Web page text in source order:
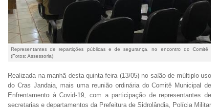
Representantes de repartições públicas e de segurança, no encontro do Comitê
(Fotos: Assessoria)
Realizada na manhã desta quinta-feira (13/05) no salão de múltiplo uso
do Cras Jandaia, mais uma reunião ordinária do Comitê Municipal de
Enfrentamento à Covid-19, com a participação de representantes de
secretarias e departamentos da Prefeitura de Sidrolândia, Polícia Militar